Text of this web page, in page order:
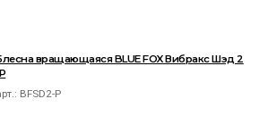
вращающаяся BLUE FOX Вибракс Шэд 2
BFSD2-P